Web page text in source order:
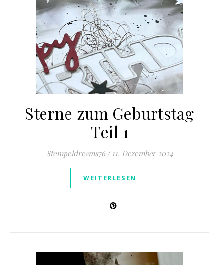
Sterne zum Geburtstag
Teil 1
Stempeldreams76 / 11. Dezember 2024
WEITERLESEN